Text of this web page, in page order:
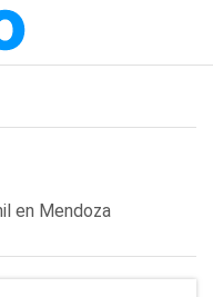
en Mendoza